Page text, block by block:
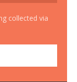
collected via